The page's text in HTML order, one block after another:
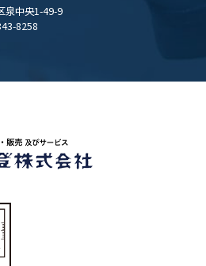
泉中央1-49-9
8258